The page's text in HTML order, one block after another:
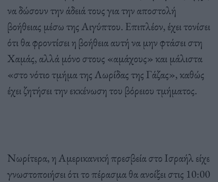
να δώσουν την άδειά τους για την αποστολή
βοήθειας μέσω της Αιγύπτου. Επιπλέον, έχει τονίσει
ότι θα φροντίσει η βοήθεια αυτή να μην φτάσει στη
Χαμάς, αλλά μόνο στους «αμάχους» και μάλιστα
«στο νότιο τμήμα της Λωρίδας της Γάζας», καθώς
έχει ζητήσει την εκκένωση του βόρειου τμήματος.
Νωρίτερα, η Αμερικανική πρεσβεία στο Ισραήλ είχε
γνωστοποιήσει ότι το πέρασμα θα ανοίξει στις 10:00